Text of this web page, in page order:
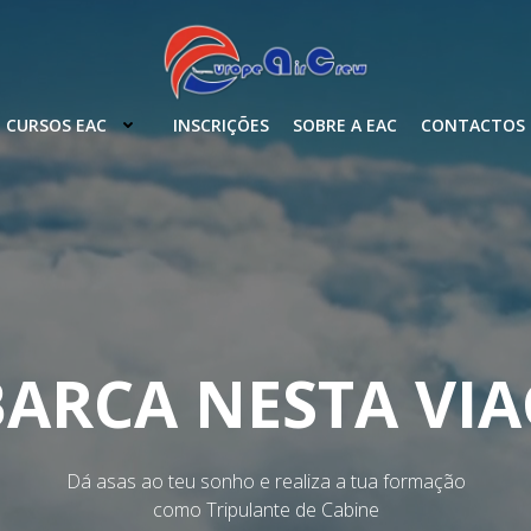
CURSOS EAC INSCRIÇÕES SOBRE A EAC CONTACTOS
NESTA
Dá asas ao teu sonho e realiza a tua formação
como Tripulante de Cabine